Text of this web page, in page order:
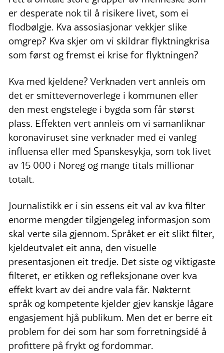
er desperate nok til å risikere livet, som ei
flodbølgje. Kva assosiasjonar vekkjer slike
omgrep? Kva skjer om vi skildrar flyktningkrisa
som først og fremst ei krise for flyktningen?
Kva med kjeldene? Verknaden vert annleis om
det er smittevernoverlege i kommunen eller
den mest engstelege i bygda som får størst
plass. Effekten vert annleis om vi samanliknar
koronaviruset sine verknader med ei vanleg
influensa eller med Spanskesykja, som tok livet
av 15 000 i Noreg og mange titals millionar
totalt.
Journalistikk er i sin essens eit val av kva filter
enorme mengder tilgjengeleg informasjon som
skal verte sila gjennom. Språket er eit slikt filter,
kjeldeutvalet eit anna, den visuelle
presentasjonen eit tredje. Det siste og viktigaste
filteret, er etikken og refleksjonane over kva
effekt kvart av dei andre vala får. Nøkternt
språk og kompetente kjelder gjev kanskje lågare
engasjement hjå publikum. Men det er berre eit
problem for dei som har som forretningsidé å
profittere på frykt og fordommar.